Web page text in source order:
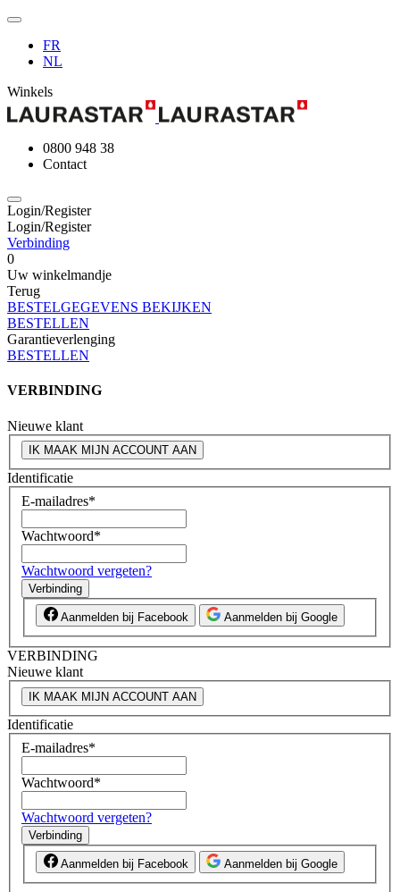
FR
NL
Winkels
0800 948 38
Contact
Login/Register
Login/Register
Verbinding
0
Uw winkelmandje
Terug
BESTELGEGEVENS BEKIJKEN
BESTELLEN
Garantieverlenging
BESTELLEN
VERBINDING
Nieuwe klant
IK MAAK MIJN ACCOUNT AAN
Identificatie
E-mailadres*
Wachtwoord*
Wachtwoord vergeten?
Verbinding
Aanmelden bij Facebook Aanmelden bij Google
VERBINDING
Nieuwe klant
IK MAAK MIJN ACCOUNT AAN
Identificatie
E-mailadres*
Wachtwoord*
Wachtwoord vergeten?
Verbinding
Aanmelden bij Facebook Aanmelden bij Google